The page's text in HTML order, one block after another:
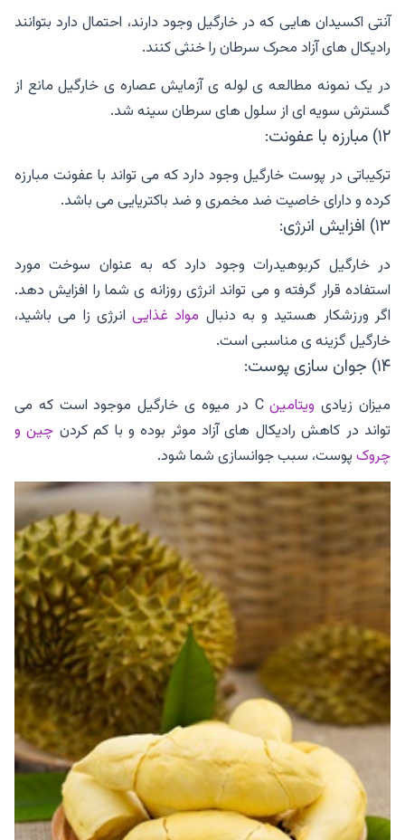
آنتی اکسیدان هایی که در خارگیل وجود دارند، احتمال دارد بتوانند
رادیکال های آزاد محرک سرطان را خنثی کنند.
در یک نمونه مطالعه ی لوله ی آزمایش عصاره ی خارگیل مانع از
گسترش سویه ای از سلول های سرطان سینه شد.
۱۲) مبارزه با عفونت:
ترکیباتی در پوست خارگیل وجود دارد که می تواند با عفونت مبارزه
کرده و دارای خاصیت ضد مخمری و ضد باکتریایی می باشد.
۱۳) افزایش انرژی:
در خارگیل کربوهیدرات وجود دارد که به عنوان سوخت مورد
استفاده قرار گرفته و می تواند انرژی روزانه ی شما را افزایش دهد.
اگر ورزشکار هستید و به دنبال مواد غذاییانرژی زا می باشید،
خارگیل گزینه ی مناسبی است.
۱۴) جوان سازی پوست:
میزان زیادی ویتامین
C در میوه ی خارگیل موجود است که می
تواند در کاهش رادیکال های آزاد موثر بوده و با کم کردن چین و
چروکپوست، سبب جوانسازی شما شود.